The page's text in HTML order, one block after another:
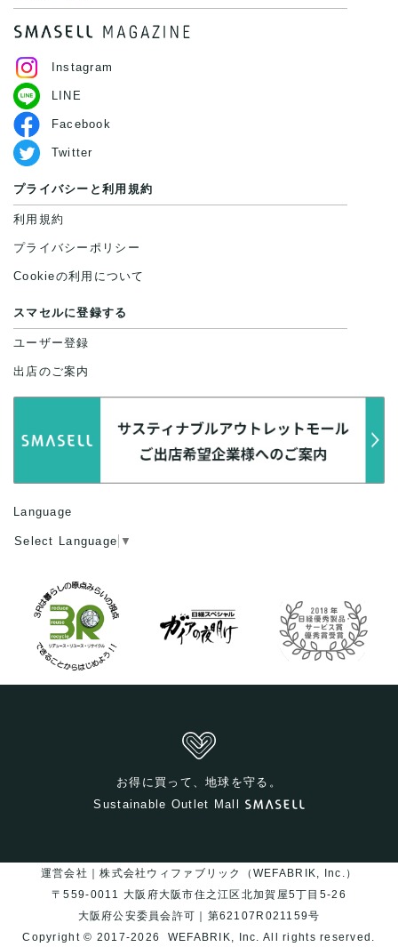
Instagram
LINE
Facebook
Twitter
プライバシーと利用規約
利用規約
プライバシーポリシー
Cookieの利用について
スマセルに登録する
ユーザー登録
出店のご案内
Language
Select Language ▼
お得に買って、地球を守る。
Sustainable Outlet Mall
運営会社｜株式会社ウィファブリック（WEFABRIK, Inc.）
〒559-0011 大阪府大阪市住之江区北加賀屋5丁目5-26
大阪府公安委員会許可｜第62107R021159号
Copyright © 2017-2026
WEFABRIK, Inc.All rights reserved.